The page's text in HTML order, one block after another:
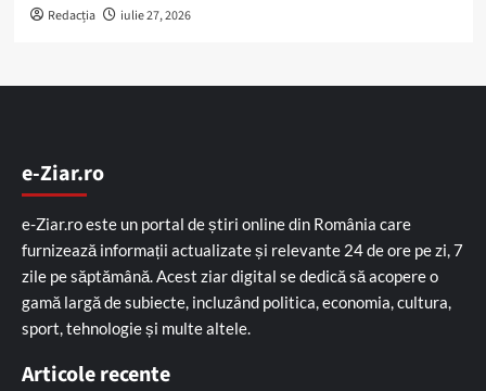
Redacția iulie 27, 2026
e-Ziar.ro
e-Ziar.ro este un portal de știri online din România care
furnizează informații actualizate și relevante 24 de ore pe zi, 7
zile pe săptămână. Acest ziar digital se dedică să acopere o
gamă largă de subiecte, incluzând politica, economia, cultura,
sport, tehnologie și multe altele.
Articole recente